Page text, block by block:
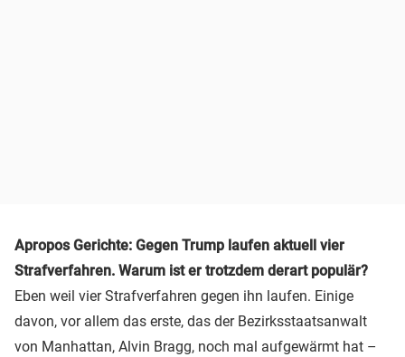
Apropos Gerichte: Gegen Trump laufen aktuell vier
Strafverfahren. Warum ist er trotzdem derart populär?
Eben weil vier Strafverfahren gegen ihn laufen. Einige
davon, vor allem das erste, das der Bezirksstaatsanwalt
von Manhattan, Alvin Bragg, noch mal aufgewärmt hat –